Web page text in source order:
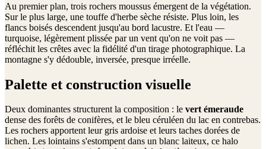
Au premier plan, trois rochers moussus émergent de la végétation.
Sur le plus large, une touffe d'herbe sèche résiste. Plus loin, les
flancs boisés descendent jusqu'au bord lacustre. Et l'eau —
turquoise, légèrement plissée par un vent qu'on ne voit pas —
réfléchit les crêtes avec la fidélité d'un tirage photographique. La
montagne s'y dédouble, inversée, presque irréelle.
Palette et construction visuelle
Deux dominantes structurent la composition : le vert émeraude
dense des forêts de conifères, et le bleu céruléen du lac en contrebas.
Les rochers apportent leur gris ardoise et leurs taches dorées de
lichen. Les lointains s'estompent dans un blanc laiteux, ce halo